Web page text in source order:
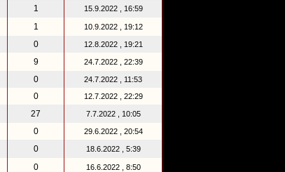
1 15.9.2022 , 16:59
1 10.9.2022 , 19:12
0 12.8.2022 , 19:21
9 24.7.2022 , 22:39
0 24.7.2022 , 11:53
0 12.7.2022 , 22:29
27 7.7.2022 , 10:05
0 29.6.2022 , 20:54
0 18.6.2022 , 5:39
0 16.6.2022 , 8:50